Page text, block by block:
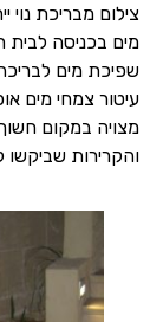
צילום מבריכת
מים בכניסה
שפיכת מים
עיטור צמחי מים
מצויה במקום
והקרירות שביקשו